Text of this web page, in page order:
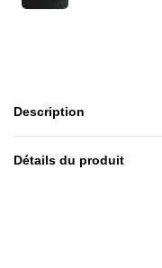
Description
Détails du produit